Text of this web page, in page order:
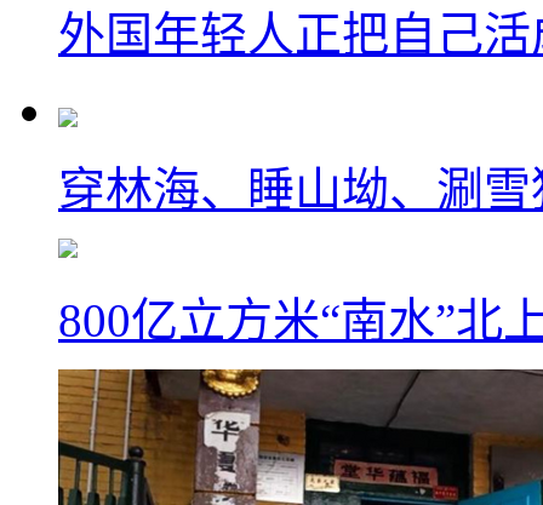
外国年轻人正把自己活
穿林海、睡山坳、涮
800亿立方米“南水”北